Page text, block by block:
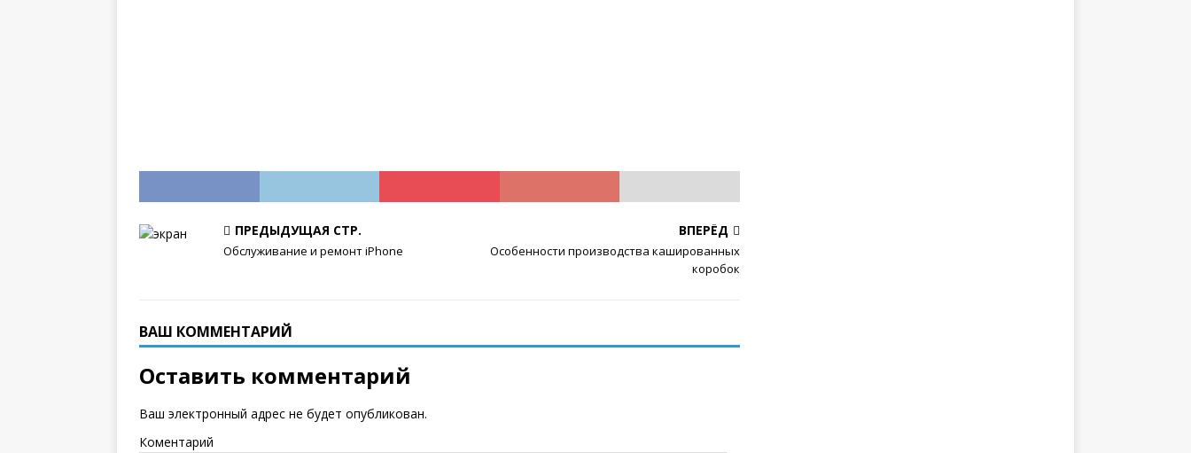
ПРЕДЫДУЩАЯ СТР.
Обслуживание и ремонт iPhone
ВПЕРЁД
Особенности производства кашированных
коробок
ВАШ КОММЕНТАРИЙ
Оставить комментарий
Ваш электронный адрес не будет опубликован.
Коментарий